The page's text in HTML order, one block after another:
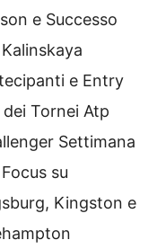
e Successo
e Entry
dei Tornei Atp
Settimana
su
Kingston e